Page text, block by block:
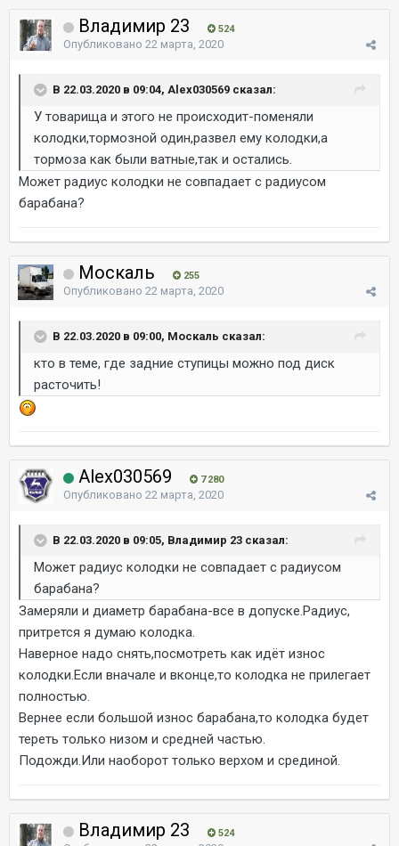
Владимир 23 524
Опубликовано 22 марта, 2020
В 22.03.2020 в 09:04, Alex030569 сказал:
У товарища и этого не происходит-поменяли
колодки,тормозной один,развел ему колодки,а
тормоза как были ватные,так и остались.
Может радиус колодки не совпадает с радиусом
барабана?
Москаль 255
Опубликовано 22 марта, 2020
В 22.03.2020 в 09:00, Москаль сказал:
кто в теме, где задние ступицы можно под диск
расточить!
Alex030569 7 280
Опубликовано 22 марта, 2020
В 22.03.2020 в 09:05, Владимир 23 сказал:
Может радиус колодки не совпадает с радиусом
барабана?
Замеряли и диаметр барабана-все в допуске.Радиус,
притрется я думаю колодка.
Наверное надо снять,посмотреть как идёт износ
колодки.Если вначале и вконце,то колодка не прилегает
полностью.
Вернее если большой износ барабана,то колодка будет
тереть только низом и средней частью.
Подожди.Или наоборот только верхом и срединой.
Владимир 23 524